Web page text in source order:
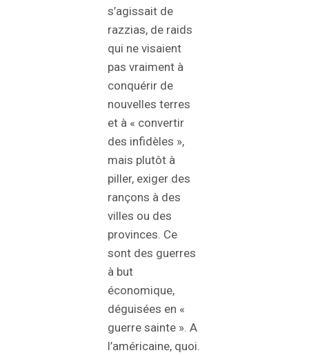
s’agissait de
razzias, de raids
qui ne visaient
pas vraiment à
conquérir de
nouvelles terres
et à « convertir
des infidèles »,
mais plutôt à
piller, exiger des
rançons à des
villes ou des
provinces. Ce
sont des guerres
à but
économique,
déguisées en «
guerre sainte ». A
l’américaine, quoi.